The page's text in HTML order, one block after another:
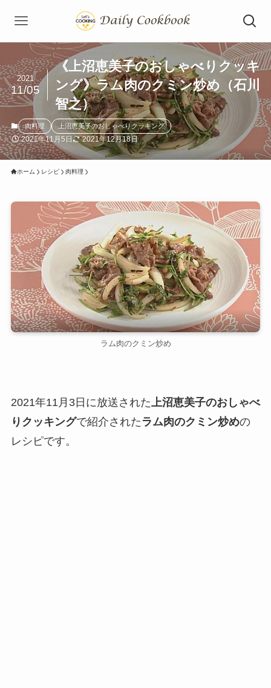
《上沼恵美子のおしゃべりクッキ
ング》ラム肉のクミン炒め（石川
智之）
2021
11/05
肉料理 上沼恵美子のおしゃべりクッキング
2021年11月5日 2021年12月18日
ホーム レシピ 肉料理
ラム肉のクミン炒め
2021年11月3日に放送された 上沼恵美子のおしゃべ
りクッキングで紹介された ラム肉のクミン炒めの
レシピです。